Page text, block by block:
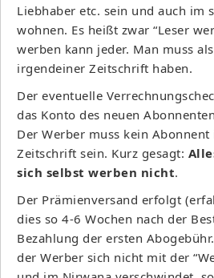
Liebhaber etc. sein und auch im
wohnen. Es heißt zwar “Leser
werben kann jeder. Man muss
irgendeiner Zeitschrift haben.
Der eventuelle
das Konto des neuen
Der Werber muss kein
Zeitschrift sein. Kurz gesagt:
sich selbst werben nicht.
Der Prämienversand erfolgt
dies so 4-6 Wochen nach der
Bezahlung der ersten
der Werber sich nicht mit der